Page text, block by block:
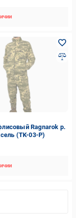
Ragnarok р.
(TK-03-P)